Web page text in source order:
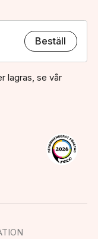
Beställ
lagras, se vår